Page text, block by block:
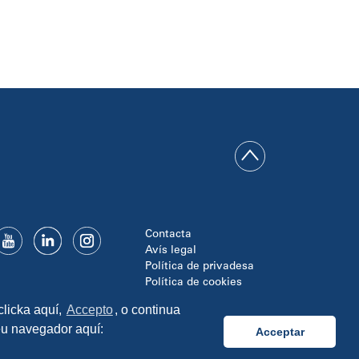
aquí, Accepto, o continua
navegador aquí:
Acceptar
Contacta
Avís legal
Política de privadesa
Política de cookies
TipTop Learning